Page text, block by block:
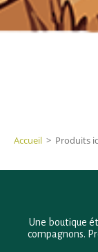
Accueil > Produits
Une boutique
compagnons.